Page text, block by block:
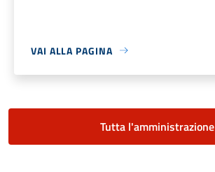
VAI ALLA PAGINA
Tutta l'amministrazione